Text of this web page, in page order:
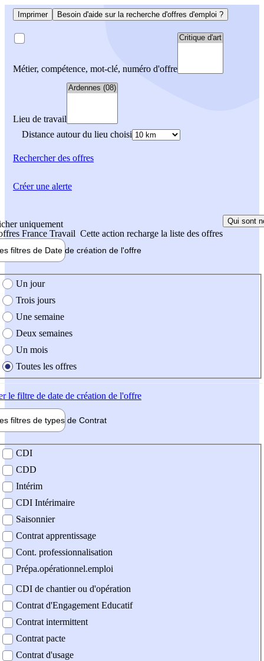
Imprimer Besoin d'aide sur la recherche d'offres d'emploi ?
Métier, compétence, mot-clé, numéro d'offre
Lieu de travail
Distance autour du lieu choisi
Rechercherdes offres
uniquement
France Travail Cette action recharge la liste des offres
Qui sont
filtres de Date de création de l'offre
création de l'offre
Un jour
Trois jours
Une semaine
Deux semaines
Un mois
Toutes les offres
le filtre de date de création de l'offre
filtres de types de Contrat
contrat
CDI
CDD
Intérim
CDI Intérimaire
Saisonnier
Contrat apprentissage
Cont. professionnalisation
Prépa.opérationnel.emploi
CDI de chantier ou d'opération
Contrat d'Engagement Educatif
Contrat intermittent
Contrat pacte
Contrat d'usage
Créer une alerte